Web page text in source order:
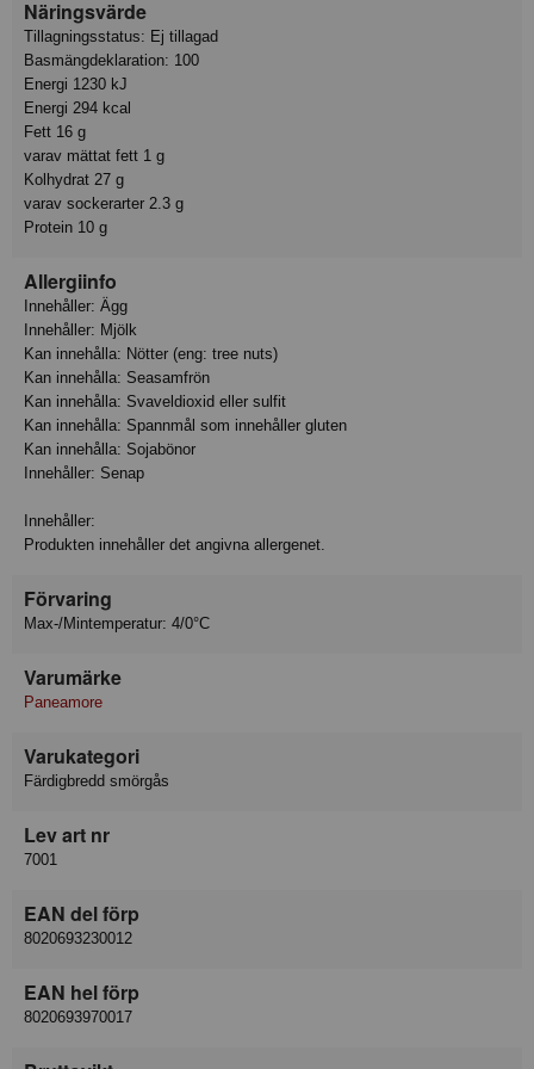
Näringsvärde
Tillagningsstatus: Ej tillagad
Basmängdeklaration: 100
Energi 1230 kJ
Energi 294 kcal
Fett 16 g
varav mättat fett 1 g
Kolhydrat 27 g
varav sockerarter 2.3 g
Protein 10 g
Allergiinfo
Innehåller: Ägg
Innehåller: Mjölk
Kan innehålla: Nötter (eng: tree nuts)
Kan innehålla: Seasamfrön
Kan innehålla: Svaveldioxid eller sulfit
Kan innehålla: Spannmål som innehåller gluten
Kan innehålla: Sojabönor
Innehåller: Senap
Innehåller:
Produkten innehåller det angivna allergenet.
Förvaring
Max-/Mintemperatur: 4/0°C
Varumärke
Paneamore
Varukategori
Färdigbredd smörgås
Lev art nr
7001
EAN del förp
8020693230012
EAN hel förp
8020693970017